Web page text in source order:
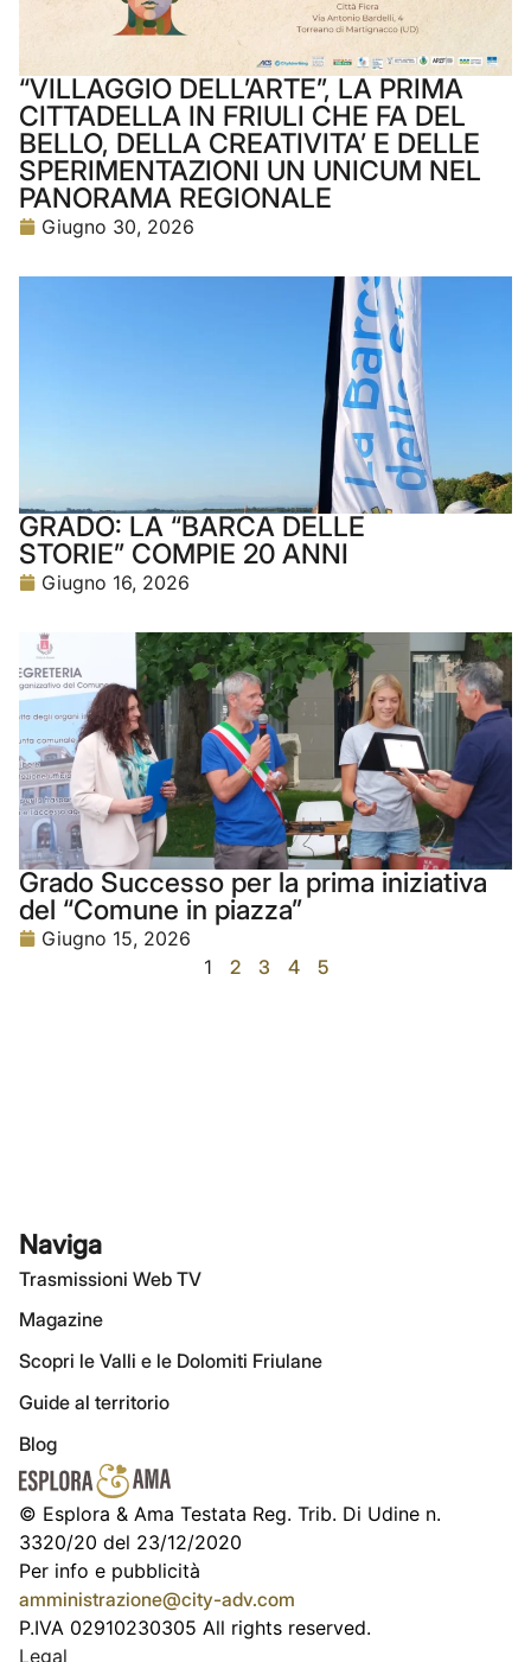
“VILLAGGIO DELL’ARTE”, LA PRIMA
CITTADELLA IN FRIULI CHE FA DEL
BELLO, DELLA CREATIVITA’ E DELLE
SPERIMENTAZIONI UN UNICUM NEL
PANORAMA REGIONALE
Giugno 30, 2026
GRADO: LA “BARCA DELLE
STORIE” COMPIE 20 ANNI
Giugno 16, 2026
Grado Successo per la prima iniziativa
del “Comune in piazza”
Giugno 15, 2026
1
2 3 4 5
Naviga
Trasmissioni Web TV
Magazine
Scopri le Valli e le Dolomiti Friulane
Guide al territorio
Blog
© Esplora & Ama Testata Reg. Trib. Di Udine n.
3320/20 del 23/12/2020
Per info e pubblicità
amministrazione@city-adv.com
P.IVA 02910230305 All rights reserved.
Legal